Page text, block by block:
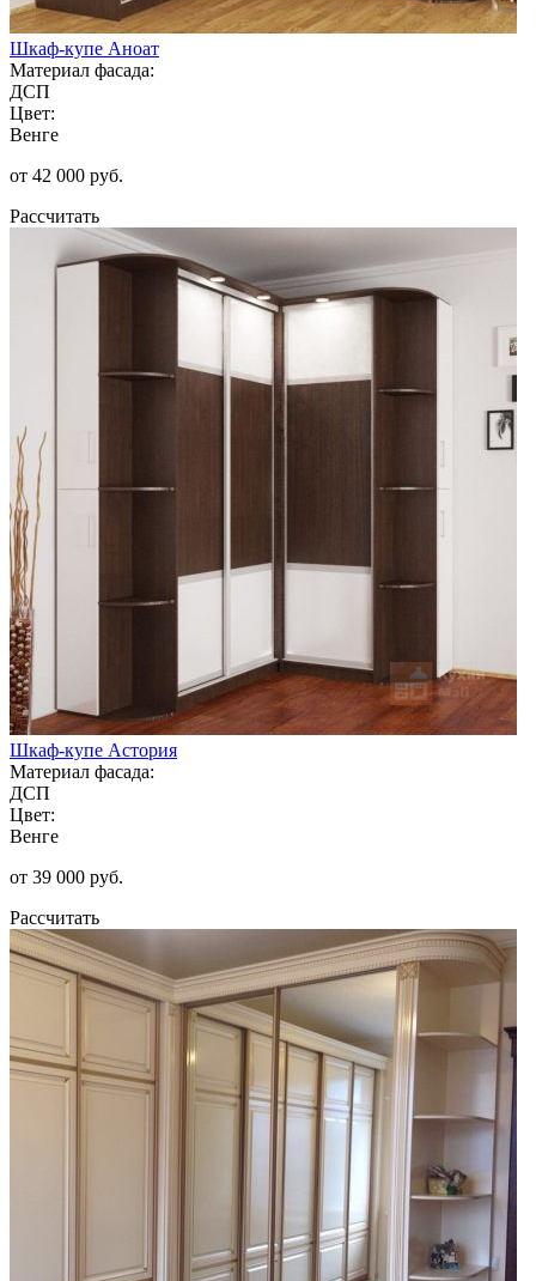
Шкаф-купе Аноат
Материал фасада:
ДСП
Цвет:
Венге
от 42 000 руб.
Рассчитать
Шкаф-купе Астория
Материал фасада:
ДСП
Цвет:
Венге
от 39 000 руб.
Рассчитать